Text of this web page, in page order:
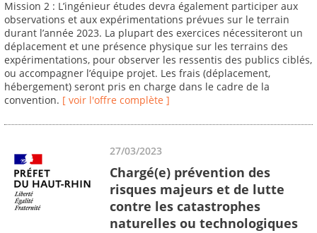
Mission 2 : L’ingénieur études devra également participer aux
observations et aux expérimentations prévues sur le terrain
durant l’année 2023. La plupart des exercices nécessiteront un
déplacement et une présence physique sur les terrains des
expérimentations, pour observer les ressentis des publics ciblés,
ou accompagner l’équipe projet. Les frais (déplacement,
hébergement) seront pris en charge dans le cadre de la
convention. [ voir l'offre complète ]
27/03/2023
Chargé(e) prévention des
risques majeurs et de lutte
contre les catastrophes
naturelles ou technologiques